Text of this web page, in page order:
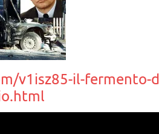
v1isz85-il-fermento-